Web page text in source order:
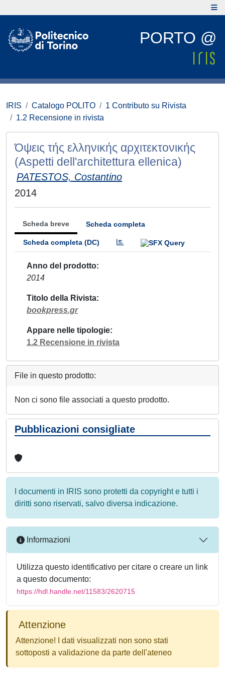
PORTO @
IRIS Catalogo POLITO
1 Contributo su Rivista
1.2 Recensione in rivista
Όψεις τής ελληνικής αρχιτεκτονικής
(Aspetti dell'architettura ellenica)
PATESTOS, Costantino
2014
Scheda breve Scheda completa
Scheda completa (DC)
Anno del prodotto
2014
Titolo della Rivista
bookpress.gr
Appare nelle tipologie
1.2 Recensione in rivista
File in questo prodotto:
Non ci sono file associati a questo prodotto.
Pubblicazioni consigliate
I documenti in IRIS sono protetti da copyright e tutti i
diritti sono riservati, salvo diversa indicazione.
Informazioni
Utilizza questo identificativo per citare o creare un link
a questo documento:
https://hdl.handle.net/11583/2620715
Attenzione
Attenzione! I dati visualizzati non sono stati
sottoposti a validazione da parte dell'ateneo